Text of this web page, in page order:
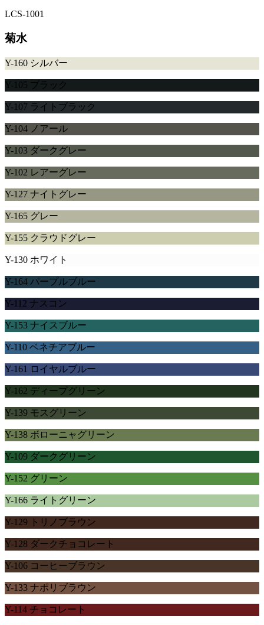
LCS-1001
菊水
Y-160 シルバー
Y-105 ブラック
Y-107 ライトブラック
Y-104 ノアール
Y-103 ダークグレー
Y-102 レアーグレー
Y-127 ナイトグレー
Y-165 グレー
Y-155 クラウドグレー
Y-130 ホワイト
Y-164 パープルブルー
Y-112 ナスコン
Y-153 ナイスブルー
Y-110 ベネチアブルー
Y-161 ロイヤルブルー
Y-162 ディープグリーン
Y-139 モスグリーン
Y-138 ボローニャグリーン
Y-109 ダークグリーン
Y-152 グリーン
Y-166 ライトグリーン
Y-129 トリノブラウン
Y-128 ダークチョコレート
Y-106 コーヒーブラウン
Y-133 ナポリブラウン
Y-114 チョコレート